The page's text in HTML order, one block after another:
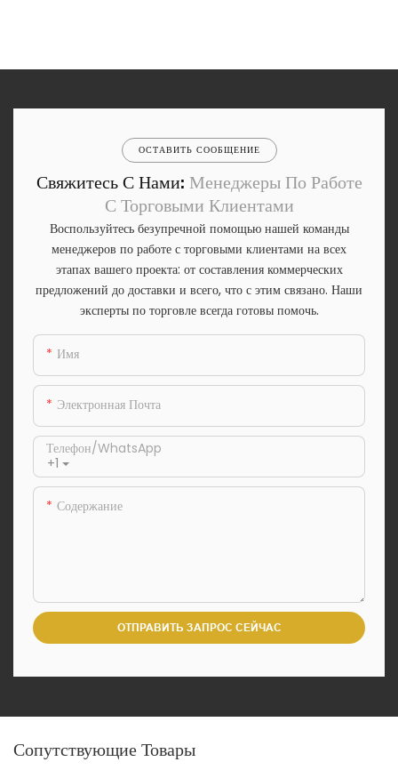
ОСТАВИТЬ СООБЩЕНИЕ
Свяжитесь С Нами: Менеджеры По Работе
С Торговыми Клиентами
Воспользуйтесь безупречной помощью нашей команды
менеджеров по работе с торговыми клиентами на всех
этапах вашего проекта: от составления коммерческих
предложений до доставки и всего, что с этим связано. Наши
эксперты по торговле всегда готовы помочь.
Имя
Электронная Почта
+1
Телефон/WhatsApp
Содержание
ОТПРАВИТЬ ЗАПРОС СЕЙЧАС
Сопутствующие Товары